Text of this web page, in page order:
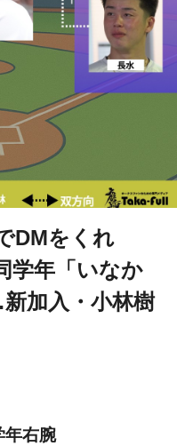
DMをくれ
学年「いなか
加入・小林樹
年右腕